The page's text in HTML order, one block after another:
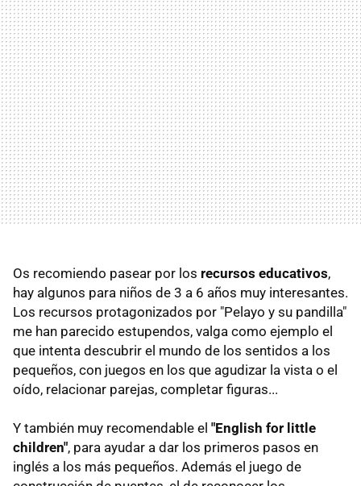
Os recomiendo pasear por los recursos educativos,
hay algunos para niños de 3 a 6 años muy interesantes.
Los recursos protagonizados por "Pelayo y su pandilla"
me han parecido estupendos, valga como ejemplo el
que intenta descubrir el mundo de los sentidos a los
pequeños, con juegos en los que agudizar la vista o el
oído, relacionar parejas, completar figuras...
Y también muy recomendable el "English for little
children", para ayudar a dar los primeros pasos en
inglés a los más pequeños. Además el juego de